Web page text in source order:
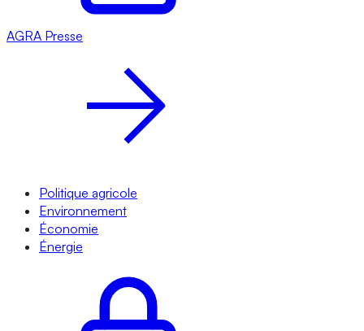
AGRA Presse
Politique agricole
Environnement
Économie
Énergie